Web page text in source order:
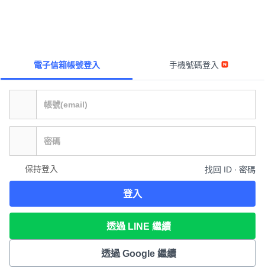
電子信箱帳號登入 手機號碼登入
保持登入 找回 ID ∙ 密碼
登入
透過 LINE 繼續
透過 Google 繼續